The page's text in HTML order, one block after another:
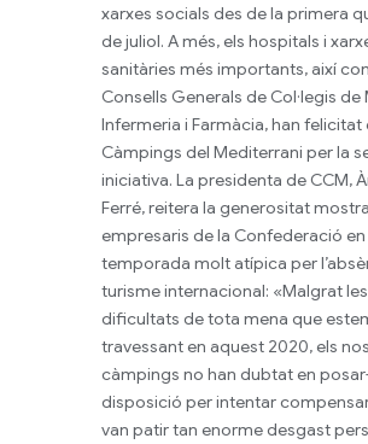
xarxes socials des de la primera
de juliol. A més, els hospitals i
sanitàries més importants, així
Consells Generals de Col·legis de
Infermeria i Farmàcia, han felicitat
Càmpings del Mediterrani per la
iniciativa. La presidenta de CCM,
Ferré, reitera la generositat
empresaris de la Confederació en
temporada molt atípica per
turisme internacional: «Malgrat les
dificultats de tota mena que
travessant en aquest 2020, els
càmpings no han dubtat en
disposició per intentar
van patir tan enorme desgast